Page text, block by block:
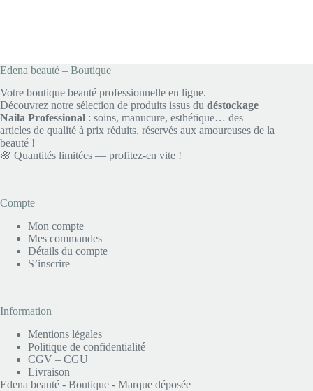
Edena beauté – Boutique
Votre boutique beauté professionnelle en ligne.
Découvrez notre sélection de produits issus du déstockage
Naila Professional : soins, manucure, esthétique… des
articles de qualité à prix réduits, réservés aux amoureuses de la
beauté !
🌸 Quantités limitées — profitez-en vite !
Compte
Mon compte
Mes commandes
Détails du compte
S’inscrire
Information
Mentions légales
Politique de confidentialité
CGV – CGU
Livraison
Edena beauté - Boutique - Marque déposée